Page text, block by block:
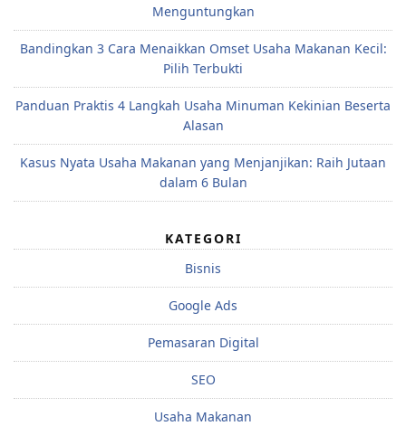
Menguntungkan
Bandingkan 3 Cara Menaikkan Omset Usaha Makanan Kecil:
Pilih Terbukti
Panduan Praktis 4 Langkah Usaha Minuman Kekinian Beserta
Alasan
Kasus Nyata Usaha Makanan yang Menjanjikan: Raih Jutaan
dalam 6 Bulan
KATEGORI
Bisnis
Google Ads
Pemasaran Digital
SEO
Usaha Makanan